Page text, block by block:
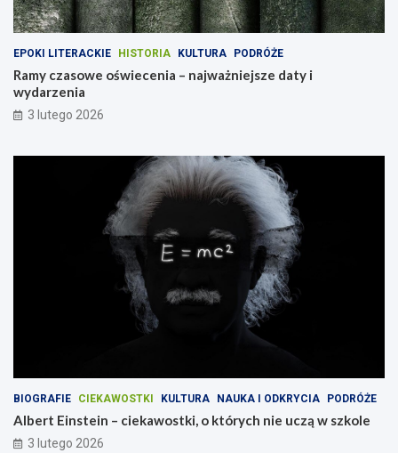
EPOKI LITERACKIE HISTORIA KULTURA PODRÓŻE
Ramy czasowe oświecenia – najważniejsze daty i
wydarzenia
3 lutego 2026
BIOGRAFIE CIEKAWOSTKI KULTURA NAUKA I ODKRYCIA PODRÓŻE
Albert Einstein – ciekawostki, o których nie uczą w szkole
3 lutego 2026